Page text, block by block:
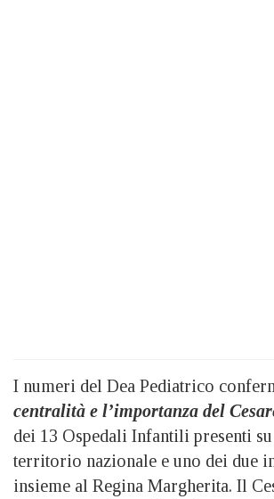
I numeri del Dea Pediatrico
centralità e l’importanza del
dei 13 Ospedali Infantili presenti
territorio nazionale e uno dei due
insieme al Regina Margherita. Il